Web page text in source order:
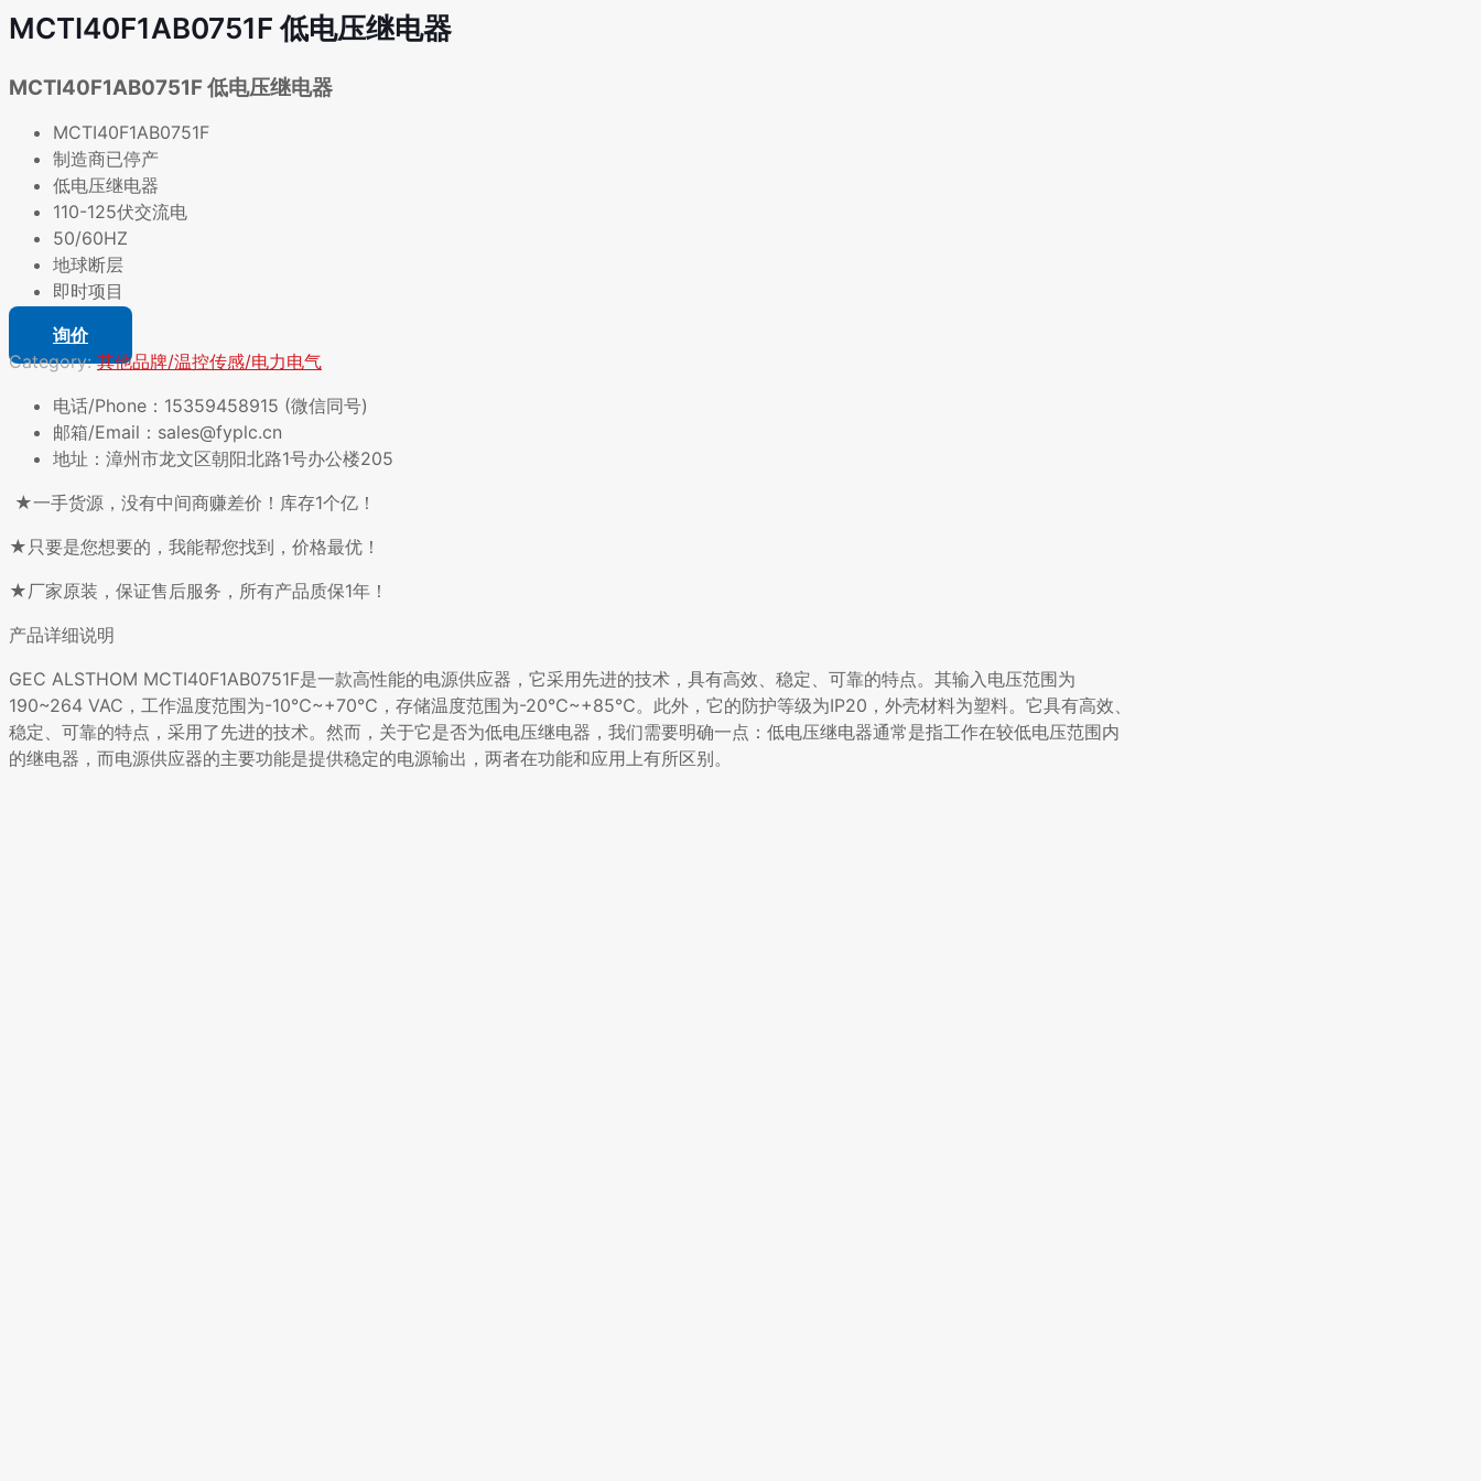
MCTI40F1AB0751F 低电压继电器
MCTI40F1AB0751F 低电压继电器
MCTI40F1AB0751F
制造商已停产
低电压继电器
110-125伏交流电
50/60HZ
地球断层
即时项目
询价
Category:其他品牌/温控传感/电力电气
电话/Phone：15359458915 (微信同号)
邮箱/Email：sales@fyplc.cn
地址：漳州市龙文区朝阳北路1号办公楼205
★一手货源，没有中间商赚差价！库存1个亿！
★只要是您想要的，我能帮您找到，价格最优！
★厂家原装，保证售后服务，所有产品质保1年！
产品详细说明
GEC ALSTHOM MCTI40F1AB0751F是一款高性能的电源供应器，它采用先进的技术，具有高效、稳定、可靠的特点。其输入电压范围为
190~264 VAC，工作温度范围为-10℃~+70℃，存储温度范围为-20℃~+85℃。此外，它的防护等级为IP20，外壳材料为塑料。它具有高效、
稳定、可靠的特点，采用了先进的技术。然而，关于它是否为低电压继电器，我们需要明确一点：低电压继电器通常是指工作在较低电压范围内
的继电器，而电源供应器的主要功能是提供稳定的电源输出，两者在功能和应用上有所区别。